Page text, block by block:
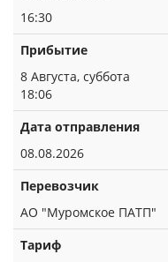
16:30
Прибытие
8 Августа, суббота
18:06
Дата отправления
08.08.2026
Перевозчик
АО "Муромское ПАТП"
Тариф